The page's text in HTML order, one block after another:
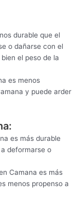
durable que el
o dañarse con el
el peso de la
es menos
y puede arder
es más durable
deformarse o
Camana es más
menos propenso a